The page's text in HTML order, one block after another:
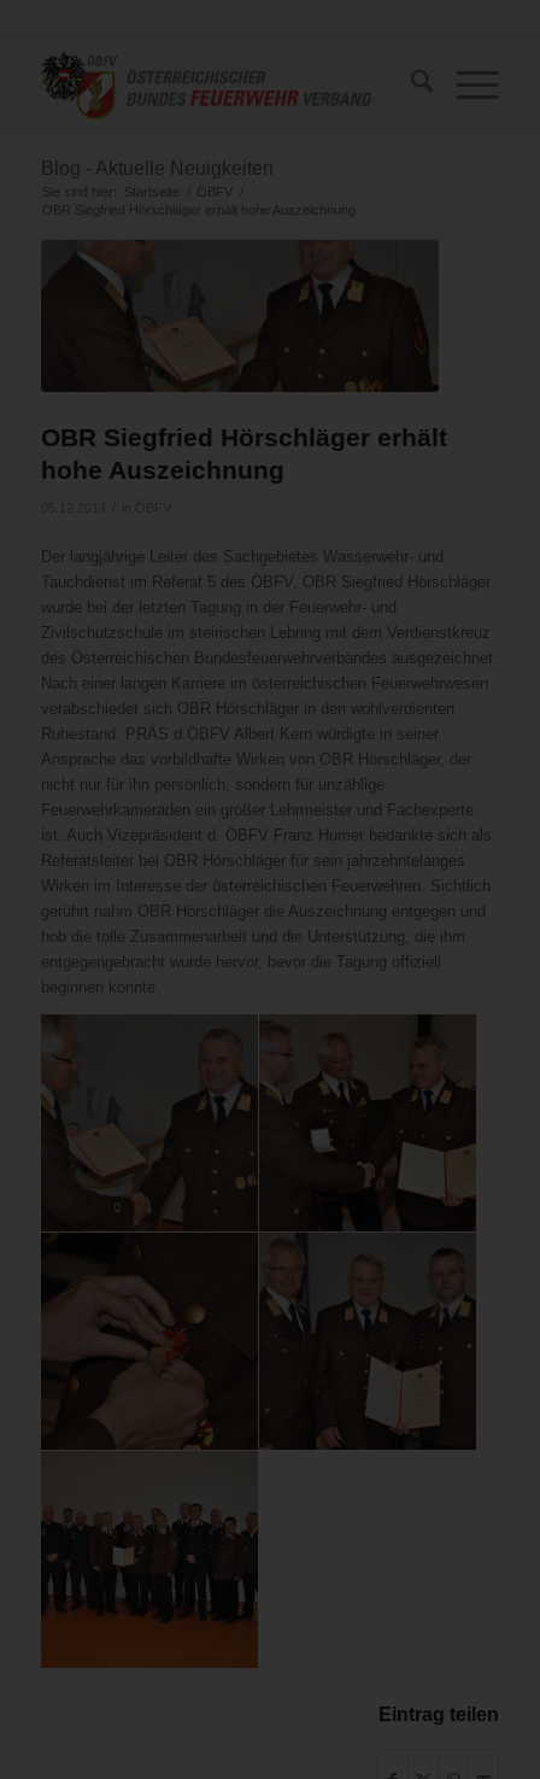
Blog - Aktuelle Neuigkeiten
Sie sind hier: Startseite / ÖBFV
/
OBR Siegfried Hörschläger erhält hohe Auszeichnung
OBR Siegfried Hörschläger erhält
hohe Auszeichnung
Der langjährige Leiter des Sachgebietes Wasserwehr- und
Tauchdienst im Referat 5 des ÖBFV, OBR Siegfried Hörschläger
wurde bei der letzten Tagung in der Feuerwehr- und
Zivilschutzschule im steirischen Lebring mit dem Verdienstkreuz
des Österreichischen Bundesfeuerwehrverbandes ausgezeichnet.
Nach einer langen Karriere im österreichischen Feuerwehrwesen
verabschiedet sich OBR Hörschläger in den wohlverdienten
Ruhestand. PRÄS d.ÖBFV Albert Kern würdigte in seiner
Ansprache das vorbildhafte Wirken von OBR Hörschläger, der
nicht nur für ihn persönlich, sondern für unzählige
Feuerwehrkameraden ein großer Lehrmeister und Fachexperte
ist. Auch Vizepräsident d. ÖBFV Franz Humer bedankte sich als
Referatsleiter bei OBR Hörschläger für sein jahrzehntelanges
Wirken im Interesse der österreichischen Feuerwehren. Sichtlich
gerührt nahm OBR Hörschläger die Auszeichnung entgegen und
hob die tolle Zusammenarbeit und die Unterstützung, die ihm
entgegengebracht wurde hervor, bevor die Tagung offiziell
beginnen konnte.
Eintrag teilen